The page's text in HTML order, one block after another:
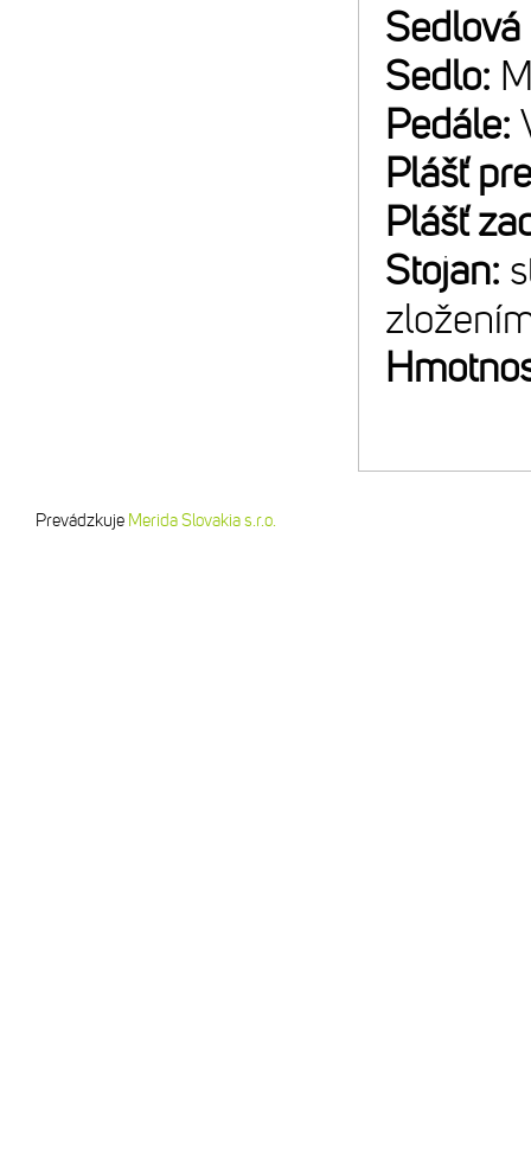
Sedlo:
Pedále:
Plášť
Plášť
Stojan:
Prevádzkuje Merida Slovakia s.r.o.